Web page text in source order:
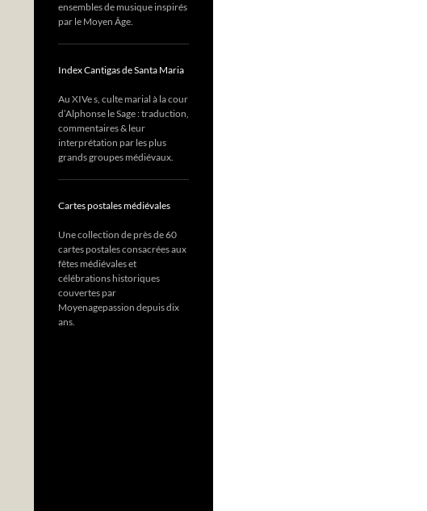
ensembles de musique inspirés
par le Moyen Âge.
Index Cantigas de Santa Maria
Au XIVe s, culte marial à la cour
d’Alphonse le Sage : traduction,
commentaires & leur
interprétation par les plus
grands groupes médiévaux.
Cartes postales médiévales
Une collection de près de 60
cartes postales consacrées aux
fêtes médiévales et
célébrations historiques
couvertes par
Moyenagepassion depuis dix
ans.